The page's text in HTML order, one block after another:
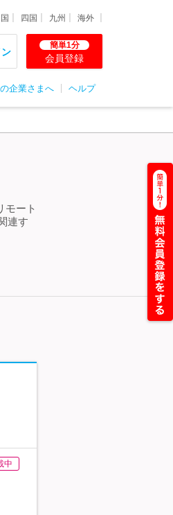
四国 九州 海外
簡単1分
会員登録
企業さまへ ヘルプ
モート
連す
中